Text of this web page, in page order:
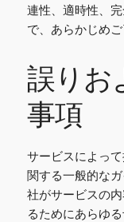
連性、適時性、
で、あらかじめご
誤りお
事項
サービスによっ
関する一般的な
社がサービスの
るためにあらゆ